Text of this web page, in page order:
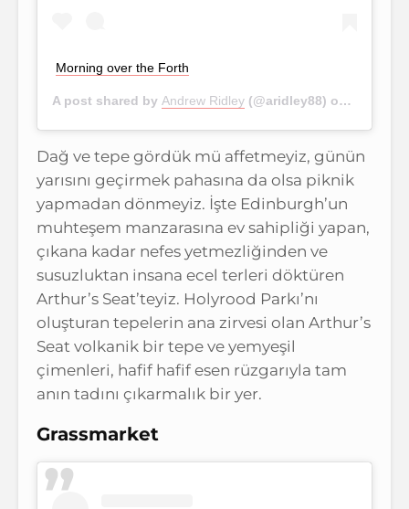
Morning over the Forth
A post shared by Andrew Ridley (@aridley88) on
Dağ ve tepe gördük mü affetmeyiz, günün
yarısını geçirmek pahasına da olsa piknik
yapmadan dönmeyiz. İşte Edinburgh’un
muhteşem manzarasına ev sahipliği yapan,
çıkana kadar nefes yetmezliğinden ve
susuzluktan insana ecel terleri döktüren
Arthur’s Seat’teyiz. Holyrood Parkı’nı
oluşturan tepelerin ana zirvesi olan Arthur’s
Seat volkanik bir tepe ve yemyeşil
çimenleri, hafif hafif esen rüzgarıyla tam
anın tadını çıkarmalık bir yer.
Grassmarket